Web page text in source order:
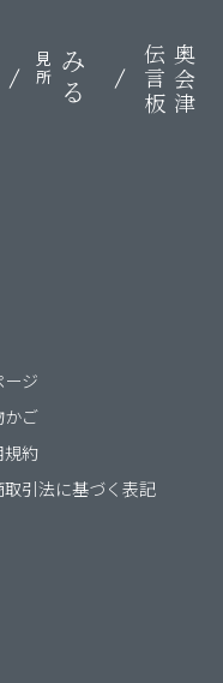
みる
見所 奥会津
伝言板
ージ
かご
規約
引法に基づく表記